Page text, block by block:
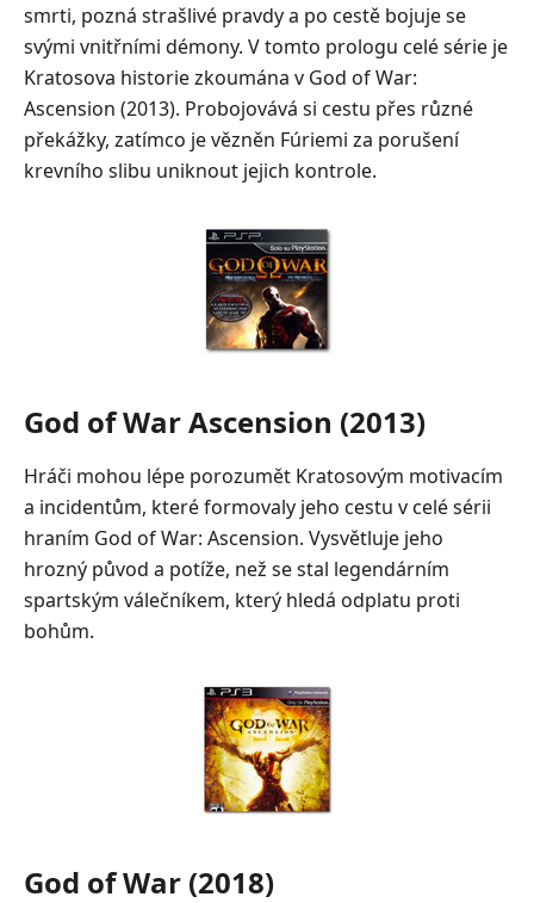
smrti, pozná strašlivé pravdy a po cestě bojuje se
svými vnitřními démony. V tomto prologu celé série je
Kratosova historie zkoumána v God of War:
Ascension (2013). Probojovává si cestu přes různé
překážky, zatímco je vězněn Fúriemi za porušení
krevního slibu uniknout jejich kontrole.
God of War Ascension (2013)
Hráči mohou lépe porozumět Kratosovým motivacím
a incidentům, které formovaly jeho cestu v celé sérii
hraním God of War: Ascension. Vysvětluje jeho
hrozný původ a potíže, než se stal legendárním
spartským válečníkem, který hledá odplatu proti
bohům.
God of War (2018)